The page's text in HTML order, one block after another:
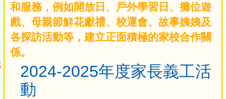
和服務，例如開放日、戶外學習日、攤位遊
戲、母親節鮮花獻禮、校運會、故事姨姨及
各探訪活動等，建立正面積極的家校合作關
係。
2024-2025年度家長義工活
動